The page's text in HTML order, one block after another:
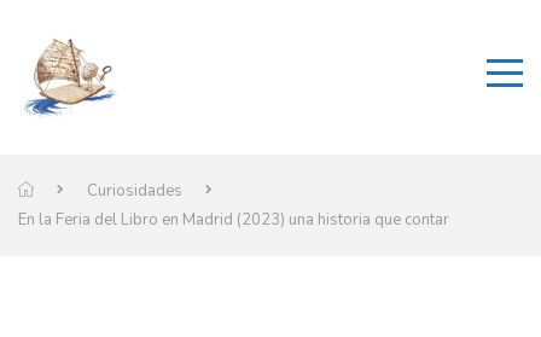
Curiosidades
En la Feria del Libro en Madrid (2023) una historia que contar